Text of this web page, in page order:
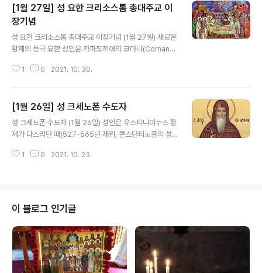
[1월 27일] 성 요한 크리소스톰 총대주교 이
장기념
성 요한 크리소스톰 총대주교 이장기념 (1월 27일) 새로운
황제의 등극 요한 성인은 카파도끼아의 코마나(Comana)
의 무덤 곁에 묻혔다. 다음 해(408년) 성인의 유배에 대한
함께 유배되었던 성인의 지지자들이 점차 다시 원래의 교
구(敎區)로 복귀하였다. 그러다 434년 쁘로클로스 성인(1
1월 20일)이 콘스탄티노플의 총대주교가 되어, 몇 년 동안
스탄티노플로 이장하도록 하는 데 성공하였다. 용서와 사
1 0 2021. 10. 30.
[1월 26일] 성 크세노폰 수도자
성 크세노폰 수도자 (1월 26일) 성인은 유스티니아누스 황
제가 다스리던 때(527-565년 재위, 콘스탄티노플의 성
(富)와 명성을 지닌 원로원 의원이었다. 그에게는 아내 마
유명한 법률학교에서 공부를 계속하도록 보냈다. 그러나
불행히도 콘스탄티노플에서 베리투스로 가던 배가 심한 폭
풍우를 만나 파선되는 바람에 두 형제는 서로 헤어진 채 간
신히 목숨만 구할 수 있었다. 요한은 티레(Tyre)에 가까운
해변에 닿았다. 이 세상 것의 덧없음을 깨달은 그는 그 지역
에 있는 한 수도원에 들어갔다..
1 0 2021. 10. 23.
이 블로그 인기글